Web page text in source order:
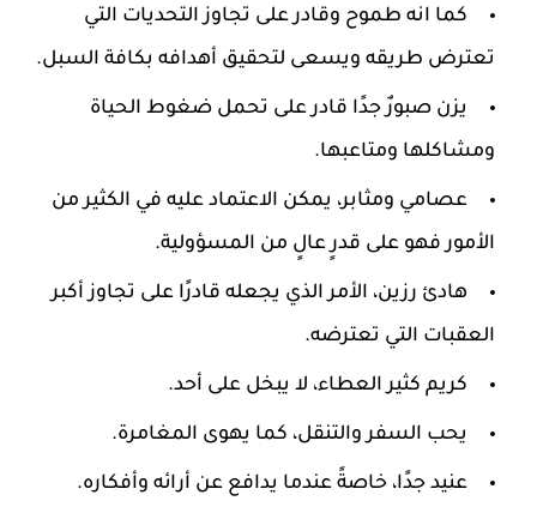
كما انه طموح وقادر على تجاوز التحديات التي
تعترض طريقه ويسعى لتحقيق أهدافه بكافة السبل.
يزن صبورٌ جدًا قادر على تحمل ضغوط الحياة
ومشاكلها ومتاعبها.
عصامي ومثابر، يمكن الاعتماد عليه في الكثير من
الأمور فهو على قدرٍ عالٍ من المسؤولية.
هادئ رزين، الأمر الذي يجعله قادرًا على تجاوز أكبر
العقبات التي تعترضه.
كريم كثير العطاء، لا يبخل على أحد.
يحب السفر والتنقل، كما يهوى المغامرة.
عنيد جدًا، خاصةً عندما يدافع عن أرائه وأفكاره.